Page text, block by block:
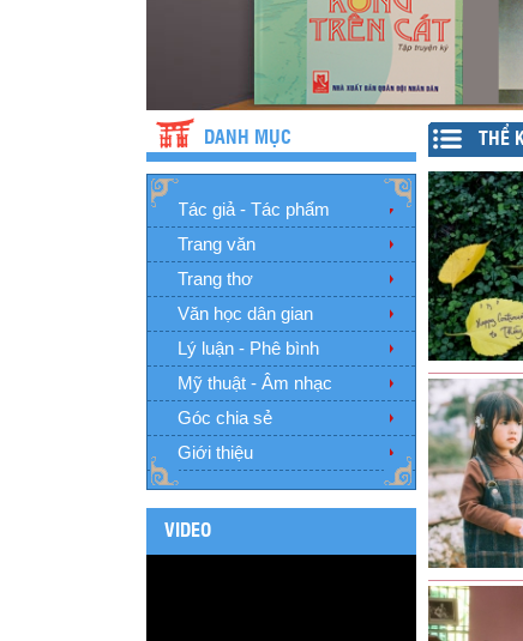
DANH MỤC
Tác giả - Tác phẩm
Trang văn
Trang thơ
Văn học dân gian
Lý luận - Phê bình
Mỹ thuật - Âm nhạc
Góc chia sẻ
Giới thiệu
VIDEO
THỂ